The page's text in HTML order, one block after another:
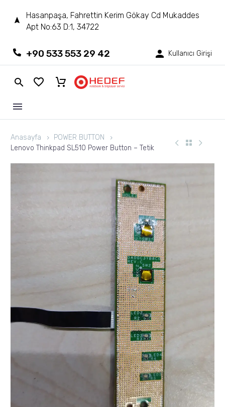
Hasanpaşa, Fahrettin Kerim Gökay Cd Mukaddes
Apt No:63 D:1, 34722
+90 533 553 29 42 Kullanıcı Girişi
Anasayfa
POWER BUTTON
Lenovo Thinkpad SL510 Power Button – Tetik